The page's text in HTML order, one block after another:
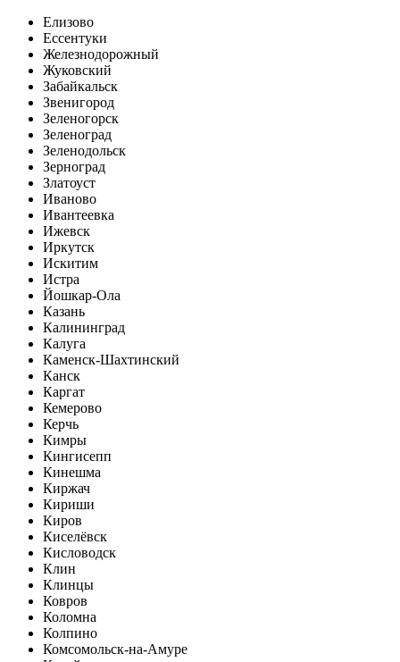
Елизово
Ессентуки
Железнодорожный
Жуковский
Забайкальск
Звенигород
Зеленогорск
Зеленоград
Зеленодольск
Зерноград
Златоуст
Иваново
Ивантеевка
Ижевск
Иркутск
Искитим
Истра
Йошкар-Ола
Казань
Калининград
Калуга
Каменск-Шахтинский
Канск
Каргат
Кемерово
Керчь
Кимры
Кингисепп
Кинешма
Киржач
Кириши
Киров
Киселёвск
Кисловодск
Клин
Клинцы
Ковров
Коломна
Колпино
Комсомольск-на-Амуре